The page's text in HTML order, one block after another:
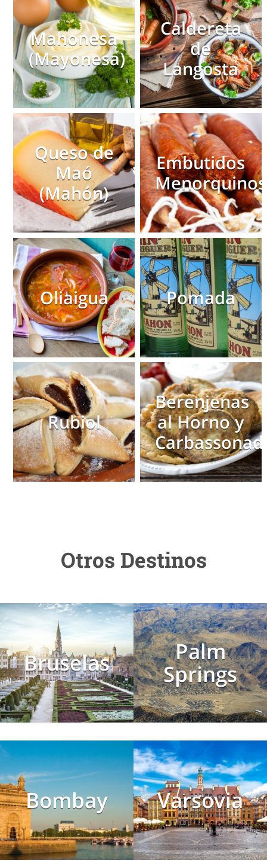
Mahonesa
(Mayonesa)
Caldereta
de
Langosta
Queso de
Maó
(Mahón)
Embutidos
Menorquinos
Oliaigua Pomada
Rubiol
Berenjenas
al Horno y
Otros Destinos
Bruselas
Palm
Springs
Bombay Varsovia